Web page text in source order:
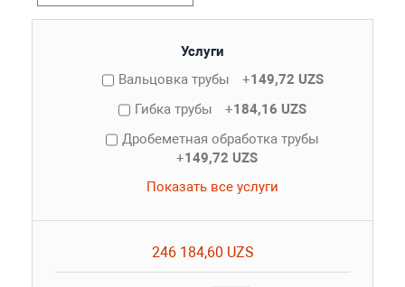
Услуги
Вальцовка трубы
+149,72 UZS
Гибка трубы
+184,16 UZS
Дробеметная обработка трубы
+149,72 UZS
Показать все услуги
246 184,60 UZS